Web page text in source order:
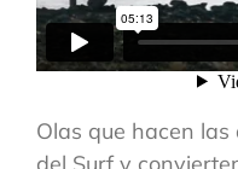
Olas que hacen
del Surf y